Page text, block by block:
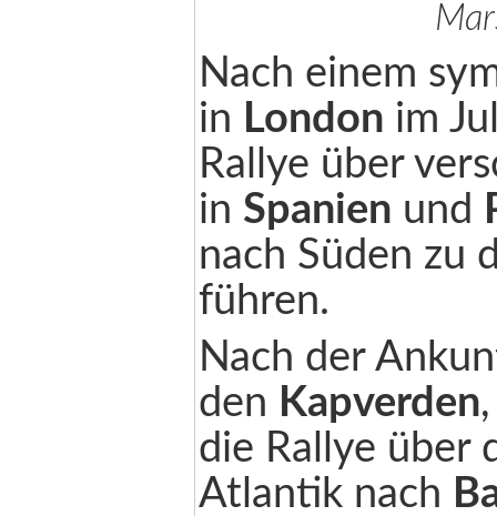
Nach einem
in London im
Rallye über
in Spanien und
nach Süden zu
führen.
Nach der
den Kapverden
die Rallye über
Atlantik nach